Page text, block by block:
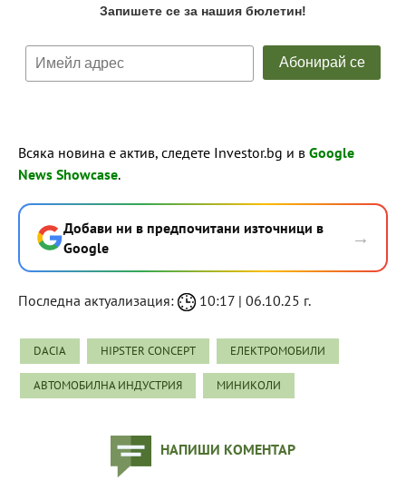
Всяка новина е актив, следете Investor.bg и в Google
News Showcase.
Добави ни в предпочитани източници в
Google
→
Последна актуализация: 10:17 | 06.10.25 г.
DACIA HIPSTER CONCEPT ЕЛЕКТРОМОБИЛИ
АВТОМОБИЛНА ИНДУСТРИЯ МИНИКОЛИ
НАПИШИ КОМЕНТАР